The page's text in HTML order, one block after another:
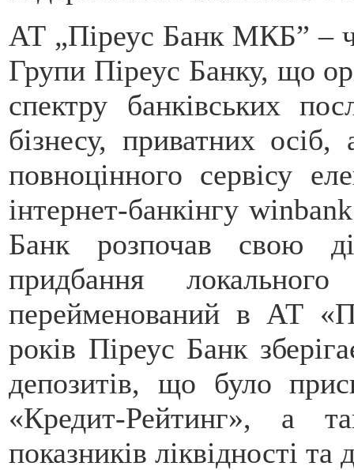
АТ „Піреус Банк МКБ” –
Групи Піреус Банку, що
спектру банківських
бізнесу, приватних
повноцінного сервісу
інтернет-банкінгу
Банк розпочав свою
придбання
перейменований в АТ
років Піреус Банк
депозитів, що було
«Кредит-Рейтинг», а
показників ліквідності та